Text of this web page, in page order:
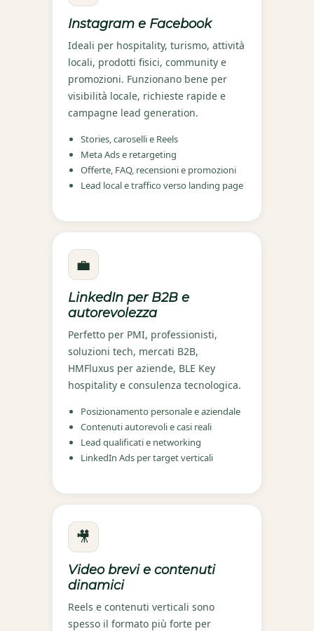
Instagram e Facebook
Ideali per hospitality, turismo, attività
locali, prodotti fisici, community e
promozioni. Funzionano bene per
visibilità locale, richieste rapide e
campagne lead generation.
Stories, caroselli e Reels
Meta Ads e retargeting
Offerte, FAQ, recensioni e promozioni
Lead local e traffico verso landing page
💼
LinkedIn per B2B e
autorevolezza
Perfetto per PMI, professionisti,
soluzioni tech, mercati B2B,
HMFluxus per aziende, BLE Key
hospitality e consulenza tecnologica.
Posizionamento personale e aziendale
Contenuti autorevoli e casi reali
Lead qualificati e networking
LinkedIn Ads per target verticali
🎥
Video brevi e contenuti
dinamici
Reels e contenuti verticali sono
spesso il formato più forte per